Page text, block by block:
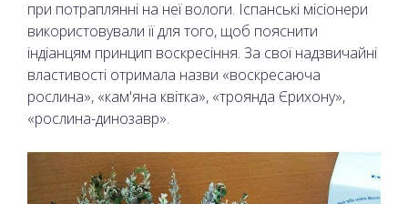
при потраплянні на неї вологи. Іспанські місіонери
використовували її для того, щоб пояснити
індіанцям принцип воскресіння. За свої надзвичайні
властивості отримала назви «воскресаюча
рослина», «кам'яна квітка», «троянда Єрихону»,
«рослина-динозавр».